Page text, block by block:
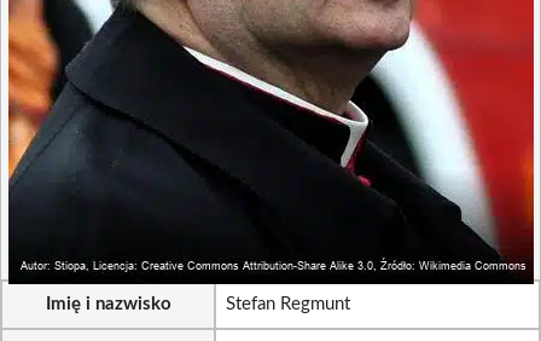
Imię i nazwisko Stefan Regmunt